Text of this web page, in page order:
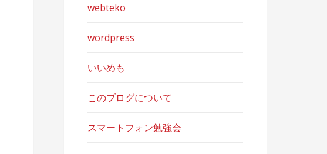
webteko
wordpress
いいめも
このブログについて
スマートフォン勉強会